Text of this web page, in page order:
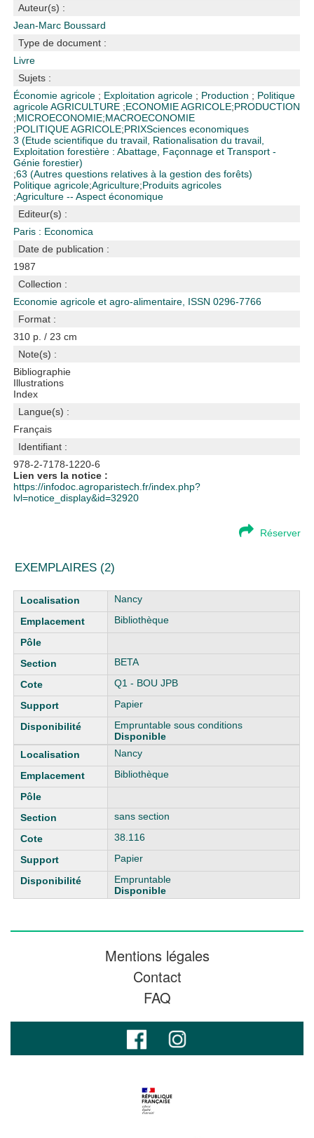
Auteur(s) :
Jean-Marc Boussard
Type de document :
Livre
Sujets :
Économie agricole ; Exploitation agricole ; Production ; Politique
agricoleAGRICULTURE ;ECONOMIE AGRICOLE;PRODUCTION
;MICROECONOMIE;MACROECONOMIE
;POLITIQUE AGRICOLE;PRIXSciences economiques
3 (Etude scientifique du travail, Rationalisation du travail,
Exploitation forestière : Abattage, Façonnage et Transport -
Génie forestier)
;63 (Autres questions relatives à la gestion des forêts)
Politique agricole;Agriculture;Produits agricoles
;Agriculture -- Aspect économique
Editeur(s) :
Paris : Economica
Date de publication :
1987
Collection :
Economie agricole et agro-alimentaire, ISSN 0296-7766
Format :
310 p. / 23 cm
Note(s) :
Bibliographie
Illustrations
Index
Langue(s) :
Français
Identifiant :
978-2-7178-1220-6
Lien vers la notice :
https://infodoc.agroparistech.fr/index.php?
lvl=notice_display&id=32920
Réserver
EXEMPLAIRES (2)
Liste des exemplaires
Nancy
Bibliothèque
BETA
Q1 - BOU JPB
Papier
Empruntable sous conditions
Disponible
Nancy
Bibliothèque
sans section
38.116
Papier
Empruntable
Disponible
Mentions légales
Contact
FAQ